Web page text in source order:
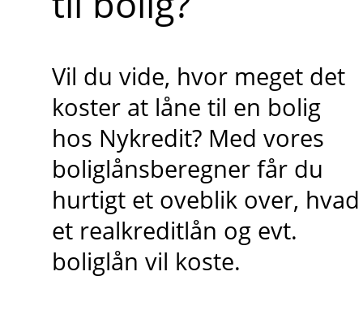
Vil du vide, hvor meget det
koster at låne til en bolig
hos Nykredit? Med vores
boliglånsberegner får du
hurtigt et oveblik over, hvad
et realkreditlån og evt.
boliglån vil koste.